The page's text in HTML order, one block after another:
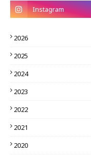
2026
2025
2024
2023
2022
2021
2020